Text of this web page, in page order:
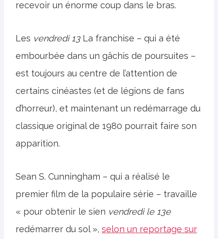
recevoir un énorme coup dans le bras.
Les vendredi 13La franchise – qui a été
embourbée dans un gâchis de poursuites –
est toujours au centre de l’attention de
certains cinéastes (et de légions de fans
d’horreur), et maintenant un redémarrage du
classique original de 1980 pourrait faire son
apparition.
Sean S. Cunningham – qui a réalisé le
premier film de la populaire série – travaille
« pour obtenir le sien vendredi le 13e
redémarrer du sol », selon un reportage sur